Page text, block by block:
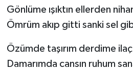
Gönlüme ışıktın ellerden
Ömrüm akıp gitti sanki sel
Özümde taşırım derdime ilaç
Damarımda cansın ruhum